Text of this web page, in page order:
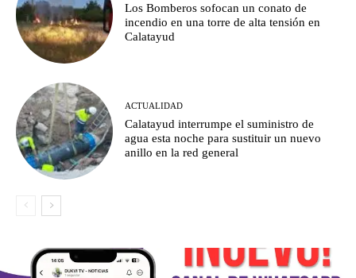
Los Bomberos sofocan un conato de
incendio en una torre de alta tensión en
Calatayud
ACTUALIDAD
Calatayud interrumpe el suministro de
agua esta noche para sustituir un nuevo
anillo en la red general